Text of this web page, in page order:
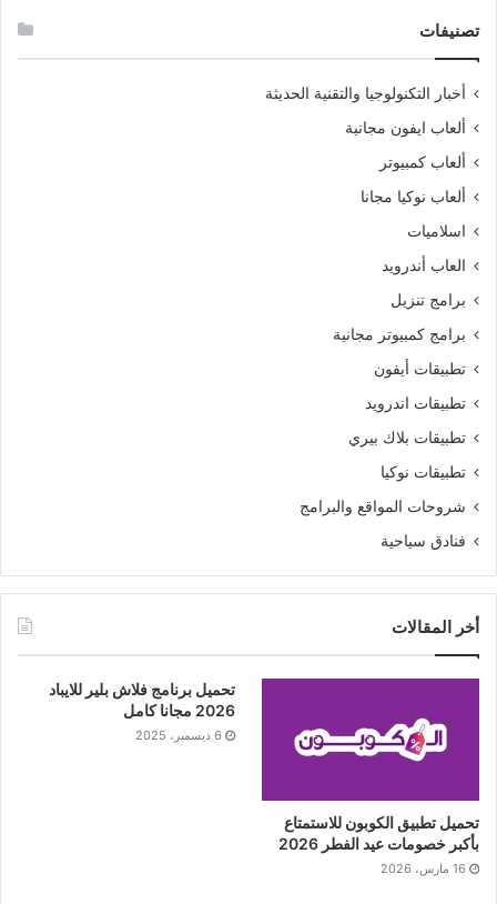
تصنيفات
أخبار التكنولوجيا والتقنية الحديثة
ألعاب ايفون مجانية
ألعاب كمبيوتر
ألعاب نوكيا مجانا
اسلاميات
العاب أندرويد
برامج تنزيل
برامج كمبيوتر مجانية
تطبيقات أيفون
تطبيقات اندرويد
تطبيقات بلاك بيري
تطبيقات نوكيا
شروحات المواقع والبرامج
فنادق سياحية
أخر المقالات
تحميل تطبيق الكوبون للاستمتاع
بأكبر خصومات عيد الفطر 2026
16 مارس، 2026
تحميل برنامج فلاش بلير للايباد
2026 مجانا كامل
6 ديسمبر، 2025